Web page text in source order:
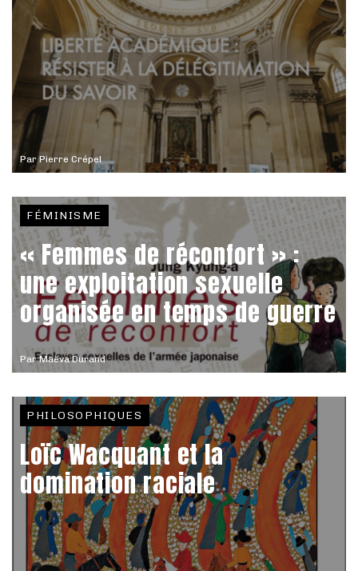
ParPierre Crépel
ParMaëva Durand
FÉMINISME
« Femmes de réconfort » :
une exploitation sexuelle
organisée en temps de guerre
PHILOSOPHIQUES
Loïc Wacquant et la
domination raciale